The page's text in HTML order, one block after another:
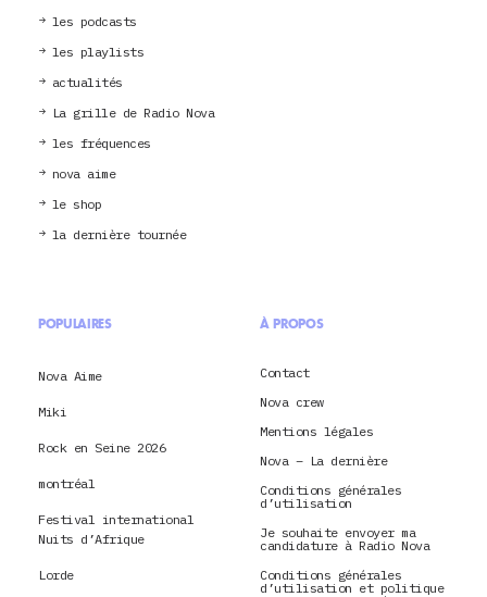
les podcasts
les playlists
actualités
La grille de Radio Nova
les fréquences
nova aime
le shop
la dernière tournée
POPULAIRES
Nova Aime
Miki
Rock en Seine 2026
montréal
Festival international
Nuits d’Afrique
Lorde
À PROPOS
Contact
Nova crew
Mentions légales
Nova – La dernière
Conditions générales
d’utilisation
Je souhaite envoyer ma
candidature à Radio Nova
Conditions générales
d’utilisation et politique